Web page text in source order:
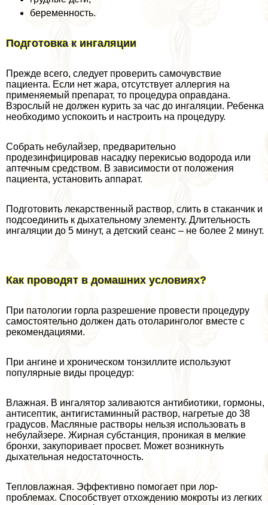
беременность.
Подготовка к ингаляции
Прежде всего, следует проверить самочувствие
пациента. Если нет жара, отсутствует аллергия на
применяемый препарат, то процедypa оправдана.
Взрослый не должен курить за час до ингаляции. Ребенка
необходимо успокоить и настроить на процедуру.
Собрать небулайзер, предварительно
продезинфицировав насадку перекисью водорода или
аптечным средством. В зависимости от положения
пациента, установить аппарат.
Подготовить лекарственный раствор, слить в стаканчик и
подсоединить к дыхательному элементу. Длительность
ингаляции до 5 минут, а детский сеанс – не более 2 минут.
Как проводят в домашних условиях?
При патологии горла разрешение провести процедуру
самостоятельно должен дать отоларинголог вместе с
рекомендациями.
При ангине и хроническом тонзиллите используют
популярные виды процедур:
Влажная. В ингалятор заливаются антибиотики, гормоны,
антисептик, антигистаминный раствор, нагретые до 38
градусов. Масляные растворы нельзя использовать в
небулайзере. Жирная субстанция, проникая в мелкие
бронхи, закупоривает просвет. Может возникнуть
дыхательная недостаточность.
Тепловлажная. Эффективно помогает при лор-
проблемах. Способствует отхождению мокроты из легких